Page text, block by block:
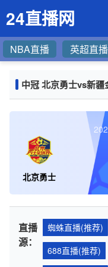
24直播网
NBA直播 英超直播
中冠 北京勇士vs新疆
北京勇士
直播
源：
蜘蛛直播(推荐)
688直播(推荐)